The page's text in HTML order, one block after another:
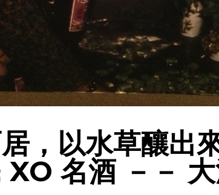
，以水草釀出
名酒 －－ 大